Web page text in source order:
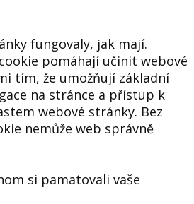
fungovaly, jak mají.
pomáhají učinit webové
tím, že umožňují základní
na stránce a přístup k
webové stránky. Bez
nemůže web správně
si pamatovali vaše